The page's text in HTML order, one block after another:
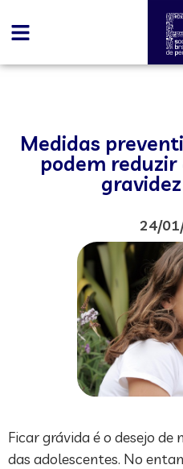
Medidas
podem reduzir
24/
Ficar grávida é o desejo
das adolescentes. No